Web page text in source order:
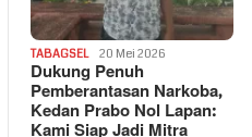
TABAGSEL 20 Mei 2026
Dukung Penuh
Pemberantasan Narkoba,
Kedan Prabo Nol Lapan:
Kami Siap Jadi Mitra